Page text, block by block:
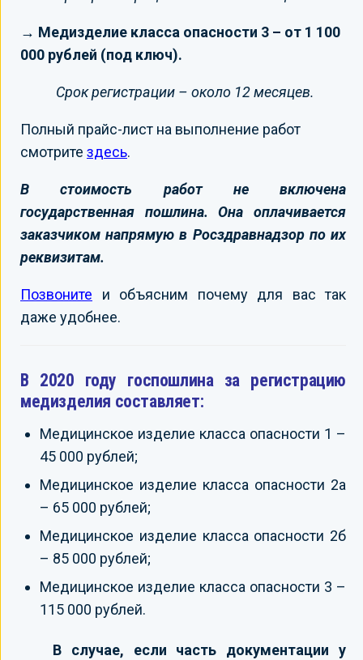
→ Медизделие класса опасности 3 – от 1 100
000 рублей (под ключ).
Срок регистрации – около 12 месяцев.
Полный прайс-лист на выполнение работ
смотрите здесь.
В стоимость работ не включена
государственная пошлина. Она оплачивается
заказчиком напрямую в Росздравнадзор по их
реквизитам.
Позвоните и объясним почему для вас так
даже удобнее.
В 2020 году госпошлина за регистрацию
медизделия составляет:
Медицинское изделие класса опасности 1 –
45 000 рублей;
Медицинское изделие класса опасности 2а
– 65 000 рублей;
Медицинское изделие класса опасности 2б
– 85 000 рублей;
Медицинское изделие класса опасности 3 –
115 000 рублей.
В случае, если часть документации у